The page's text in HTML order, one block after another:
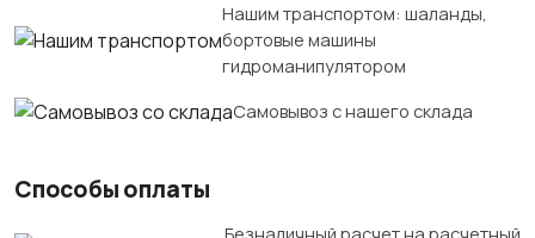
Нашим транспортом: шаланды,
бортовые машины
гидроманипулятором
Самовывоз с нашего склада
Способы оплаты
Безналичный расчет на расчетный